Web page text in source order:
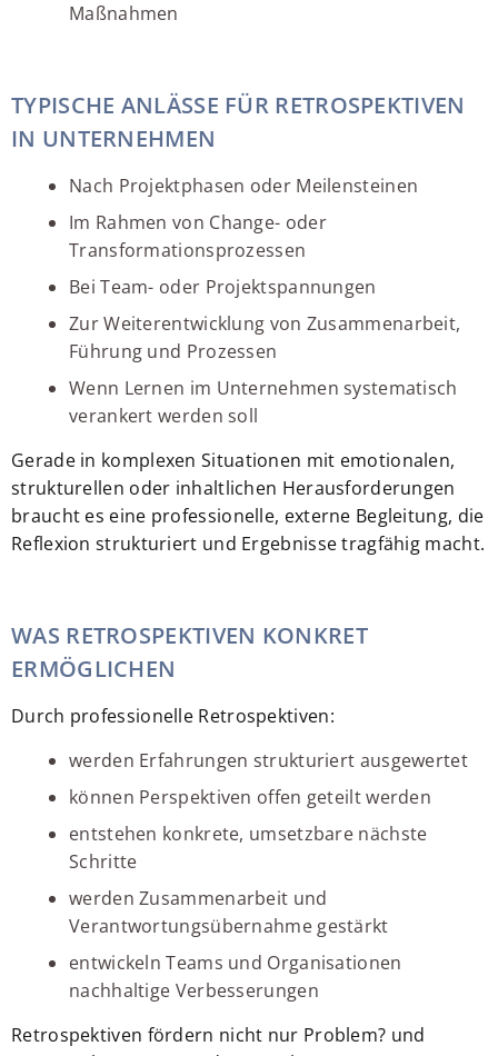
Maßnahmen
TYPISCHE ANLÄSSE FÜR RETROSPEKTIVEN
IN UNTERNEHMEN
Nach Projektphasen oder Meilensteinen
Im Rahmen von Change- oder
Transformationsprozessen
Bei Team- oder Projektspannungen
Zur Weiterentwicklung von Zusammenarbeit,
Führung und Prozessen
Wenn Lernen im Unternehmen systematisch
verankert werden soll
Gerade in komplexen Situationen mit emotionalen,
strukturellen oder inhaltlichen Herausforderungen
braucht es eine professionelle, externe Begleitung, die
Reflexion strukturiert und Ergebnisse tragfähig macht.
WAS RETROSPEKTIVEN KONKRET
ERMÖGLICHEN
Durch professionelle Retrospektiven:
werden Erfahrungen strukturiert ausgewertet
können Perspektiven offen geteilt werden
entstehen konkrete, umsetzbare nächste
Schritte
werden Zusammenarbeit und
Verantwortungsübernahme gestärkt
entwickeln Teams und Organisationen
nachhaltige Verbesserungen
Retrospektiven fördern nicht nur Problem? und